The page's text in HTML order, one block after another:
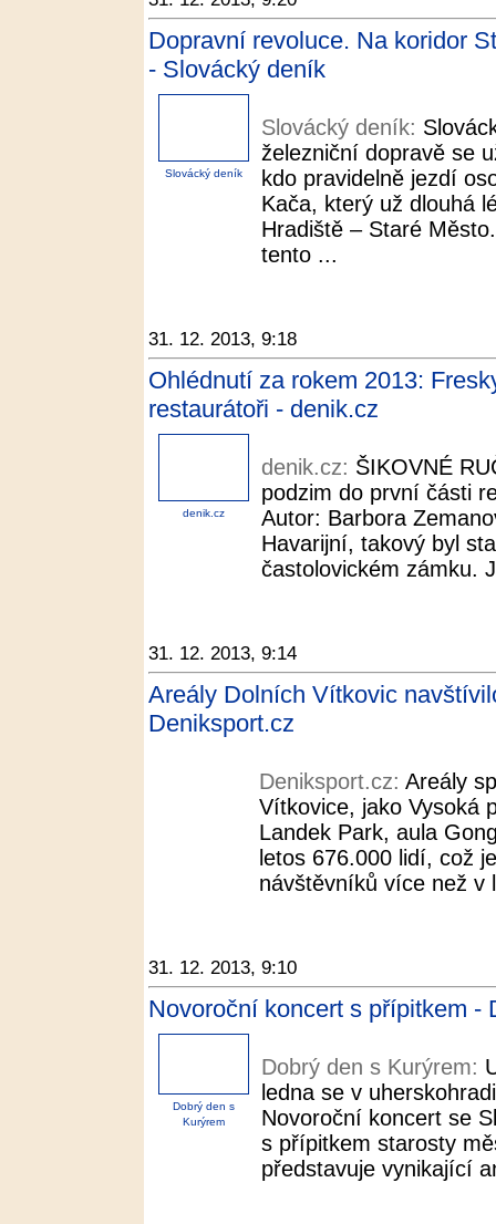
Dopravní revoluce. Na koridor
- Slovácký deník
Slovácký deník
Slovácký deník:
železniční dopravě se
kdo pravidelně jezdí
Kača, který už dlouhá
Hradiště – Staré
tento ...
31. 12. 2013, 9:18
Ohlédnutí za rokem 2013:
restaurátoři - denik.cz
denik.cz
denik.cz: ŠIKOVNÉ
podzim do první části
Autor: Barbora
Havarijní, takový byl
častolovickém zámku.
31. 12. 2013, 9:14
Areály Dolních Vítkovic
Deniksport.cz
Deniksport.cz: Areály
Vítkovice, jako Vysoká
Landek Park, aula
letos 676.000 lidí, což
návštěvníků více než v
31. 12. 2013, 9:10
Novoroční koncert s přípitkem -
Dobrý den s
Kurýrem
Dobrý den s Kurýrem:
ledna se v
Novoroční koncert se
s přípitkem starosty
představuje vynikající